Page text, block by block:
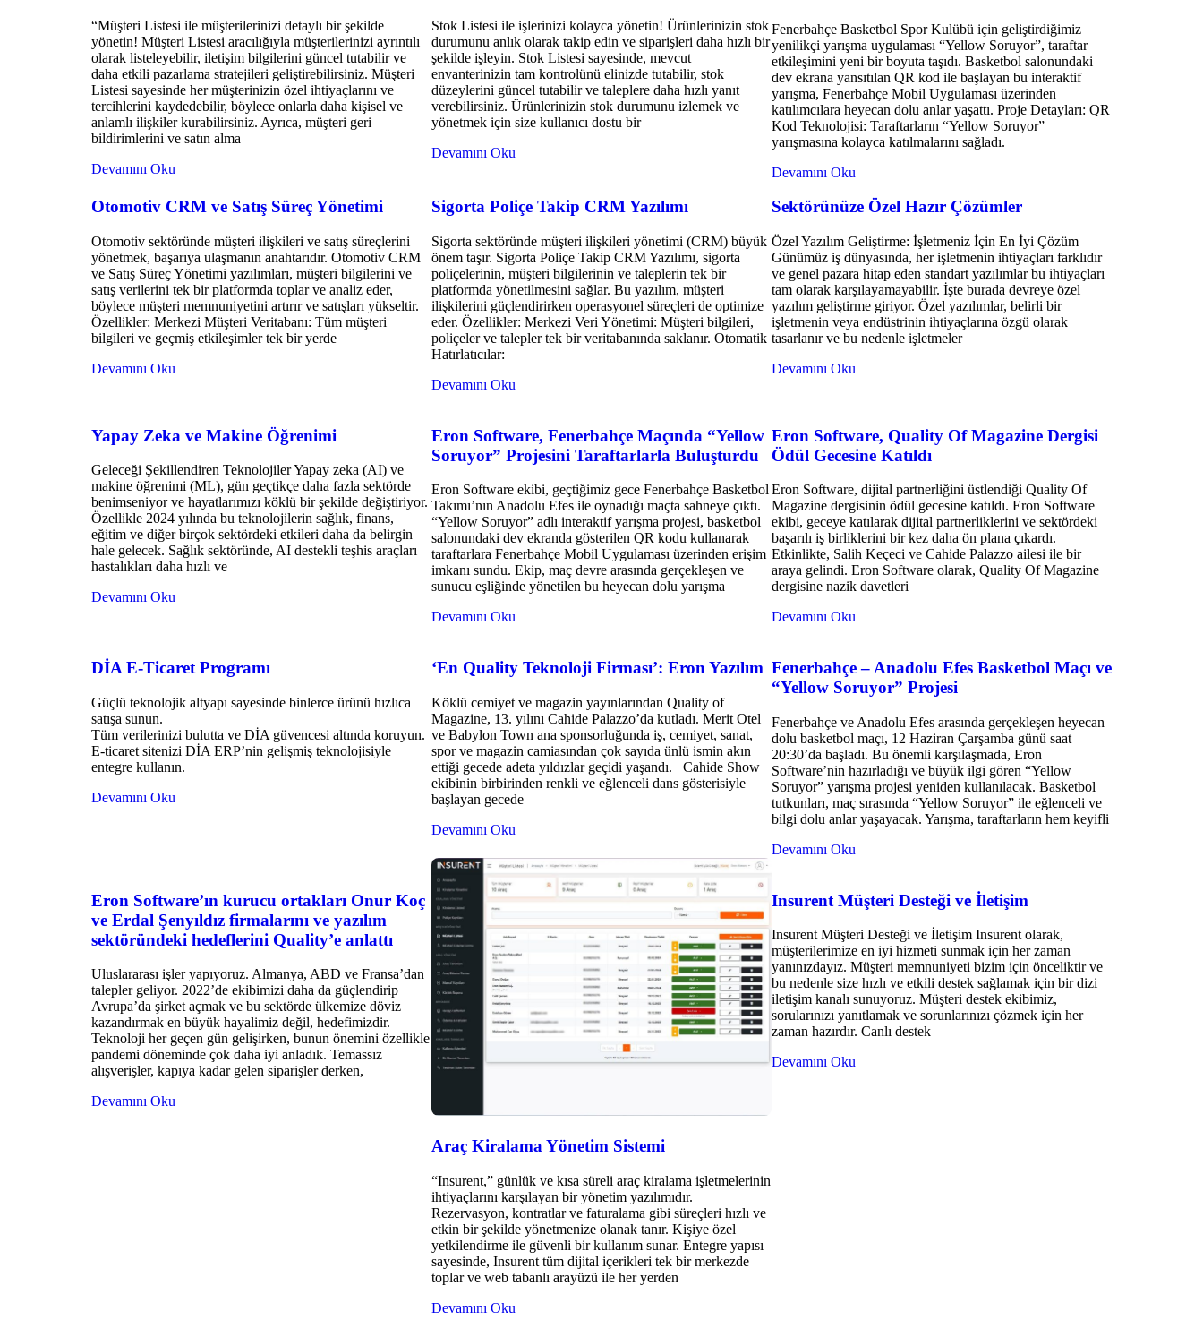
“Müşteri Listesi ile müşterilerinizi detaylı bir şekilde
yönetin! Müşteri Listesi aracılığıyla müşterilerinizi ayrıntılı
olarak listeleyebilir, iletişim bilgilerini güncel tutabilir ve
daha etkili pazarlama stratejileri geliştirebilirsiniz. Müşteri
Listesi sayesinde her müşterinizin özel ihtiyaçlarını ve
tercihlerini kaydedebilir, böylece onlarla daha kişisel ve
anlamlı ilişkiler kurabilirsiniz. Ayrıca, müşteri geri
bildirimlerini ve satın alma
Devamını Oku
Stok Listesi ile işlerinizi kolayca yönetin! Ürünlerinizin stok
durumunu anlık olarak takip edin ve siparişleri daha hızlı bir
şekilde işleyin. Stok Listesi sayesinde, mevcut
envanterinizin tam kontrolünü elinizde tutabilir, stok
düzeylerini güncel tutabilir ve taleplere daha hızlı yanıt
verebilirsiniz. Ürünlerinizin stok durumunu izlemek ve
yönetmek için size kullanıcı dostu bir
Devamını Oku
Fenerbahçe Basketbol Spor Kulübü için geliştirdiğimiz
yenilikçi yarışma uygulaması “Yellow Soruyor”, taraftar
etkileşimini yeni bir boyuta taşıdı. Basketbol salonundaki
dev ekrana yansıtılan QR kod ile başlayan bu interaktif
yarışma, Fenerbahçe Mobil Uygulaması üzerinden
katılımcılara heyecan dolu anlar yaşattı. Proje Detayları: QR
Kod Teknolojisi: Taraftarların “Yellow Soruyor”
yarışmasına kolayca katılmalarını sağladı.
Devamını Oku
Otomotiv CRM ve Satış Süreç Yönetimi
Otomotiv sektöründe müşteri ilişkileri ve satış süreçlerini
yönetmek, başarıya ulaşmanın anahtarıdır. Otomotiv CRM
ve Satış Süreç Yönetimi yazılımları, müşteri bilgilerini ve
satış verilerini tek bir platformda toplar ve analiz eder,
böylece müşteri memnuniyetini artırır ve satışları yükseltir.
Özellikler: Merkezi Müşteri Veritabanı: Tüm müşteri
bilgileri ve geçmiş etkileşimler tek bir yerde
Devamını Oku
Sigorta Poliçe Takip CRM Yazılımı
Sigorta sektöründe müşteri ilişkileri yönetimi (CRM) büyük
önem taşır. Sigorta Poliçe Takip CRM Yazılımı, sigorta
poliçelerinin, müşteri bilgilerinin ve taleplerin tek bir
platformda yönetilmesini sağlar. Bu yazılım, müşteri
ilişkilerini güçlendirirken operasyonel süreçleri de optimize
eder. Özellikler: Merkezi Veri Yönetimi: Müşteri bilgileri,
poliçeler ve talepler tek bir veritabanında saklanır. Otomatik
Hatırlatıcılar:
Devamını Oku
Sektörünüze Özel Hazır Çözümler
Özel Yazılım Geliştirme: İşletmeniz İçin En İyi Çözüm
Günümüz iş dünyasında, her işletmenin ihtiyaçları farklıdır
ve genel pazara hitap eden standart yazılımlar bu ihtiyaçları
tam olarak karşılayamayabilir. İşte burada devreye özel
yazılım geliştirme giriyor. Özel yazılımlar, belirli bir
işletmenin veya endüstrinin ihtiyaçlarına özgü olarak
tasarlanır ve bu nedenle işletmeler
Devamını Oku
Yapay Zeka ve Makine Öğrenimi
Geleceği Şekillendiren Teknolojiler Yapay zeka (AI) ve
makine öğrenimi (ML), gün geçtikçe daha fazla sektörde
benimseniyor ve hayatlarımızı köklü bir şekilde değiştiriyor.
Özellikle 2024 yılında bu teknolojilerin sağlık, finans,
eğitim ve diğer birçok sektördeki etkileri daha da belirgin
hale gelecek. Sağlık sektöründe, AI destekli teşhis araçları
hastalıkları daha hızlı ve
Devamını Oku
Eron Software, Fenerbahçe Maçında “Yellow
Soruyor” Projesini Taraftarlarla Buluşturdu
Eron Software ekibi, geçtiğimiz gece Fenerbahçe Basketbol
Takımı’nın Anadolu Efes ile oynadığı maçta sahneye çıktı.
“Yellow Soruyor” adlı interaktif yarışma projesi, basketbol
salonundaki dev ekranda gösterilen QR kodu kullanarak
taraftarlara Fenerbahçe Mobil Uygulaması üzerinden erişim
imkanı sundu. Ekip, maç devre arasında gerçekleşen ve
sunucu eşliğinde yönetilen bu heyecan dolu yarışma
Devamını Oku
Eron Software, Quality Of Magazine Dergisi
Ödül Gecesine Katıldı
Eron Software, dijital partnerliğini üstlendiği Quality Of
Magazine dergisinin ödül gecesine katıldı. Eron Software
ekibi, geceye katılarak dijital partnerliklerini ve sektördeki
başarılı iş birliklerini bir kez daha ön plana çıkardı.
Etkinlikte, Salih Keçeci ve Cahide Palazzo ailesi ile bir
araya gelindi. Eron Software olarak, Quality Of Magazine
dergisine nazik davetleri
Devamını Oku
DİA E-Ticaret Programı
Güçlü teknolojik altyapı sayesinde binlerce ürünü hızlıca
satışa sunun.
Tüm verilerinizi bulutta ve DİA güvencesi altında koruyun.
E-ticaret sitenizi DİA ERP’nin gelişmiş teknolojisiyle
entegre kullanın.
Devamını Oku
‘En Quality Teknoloji Firması’: Eron Yazılım
Köklü cemiyet ve magazin yayınlarından Quality of
Magazine, 13. yılını Cahide Palazzo’da kutladı. Merit Otel
ve Babylon Town ana sponsorluğunda iş, cemiyet, sanat,
spor ve magazin camiasından çok sayıda ünlü ismin akın
ettiği gecede adeta yıldızlar geçidi yaşandı. Cahide Show
ekibinin birbirinden renkli ve eğlenceli dans gösterisiyle
başlayan gecede
Devamını Oku
Fenerbahçe – Anadolu Efes Basketbol Maçı ve
“Yellow Soruyor” Projesi
Fenerbahçe ve Anadolu Efes arasında gerçekleşen heyecan
dolu basketbol maçı, 12 Haziran Çarşamba günü saat
20:30’da başladı. Bu önemli karşılaşmada, Eron
Software’nin hazırladığı ve büyük ilgi gören “Yellow
Soruyor” yarışma projesi yeniden kullanılacak. Basketbol
tutkunları, maç sırasında “Yellow Soruyor” ile eğlenceli ve
bilgi dolu anlar yaşayacak. Yarışma, taraftarların hem keyifli
Devamını Oku
Eron Software’ın kurucu ortakları Onur Koç
ve Erdal Şenyıldız firmalarını ve yazılım
sektöründeki hedeflerini Quality’e anlattı
Uluslararası işler yapıyoruz. Almanya, ABD ve Fransa’dan
talepler geliyor. 2022’de ekibimizi daha da güçlendirip
Avrupa’da şirket açmak ve bu sektörde ülkemize döviz
kazandırmak en büyük hayalimiz değil, hedefimizdir.
Teknoloji her geçen gün gelişirken, bunun önemini özellikle
pandemi döneminde çok daha iyi anladık. Temassız
alışverişler, kapıya kadar gelen siparişler derken,
Devamını Oku
Araç Kiralama Yönetim Sistemi
“Insurent,” günlük ve kısa süreli araç kiralama işletmelerinin
ihtiyaçlarını karşılayan bir yönetim yazılımıdır.
Rezervasyon, kontratlar ve faturalama gibi süreçleri hızlı ve
etkin bir şekilde yönetmenize olanak tanır. Kişiye özel
yetkilendirme ile güvenli bir kullanım sunar. Entegre yapısı
sayesinde, Insurent tüm dijital içerikleri tek bir merkezde
toplar ve web tabanlı arayüzü ile her yerden
Devamını Oku
Insurent Müşteri Desteği ve İletişim
Insurent Müşteri Desteği ve İletişim Insurent olarak,
müşterilerimize en iyi hizmeti sunmak için her zaman
yanınızdayız. Müşteri memnuniyeti bizim için önceliktir ve
bu nedenle size hızlı ve etkili destek sağlamak için bir dizi
iletişim kanalı sunuyoruz. Müşteri destek ekibimiz,
sorularınızı yanıtlamak ve sorunlarınızı çözmek için her
zaman hazırdır. Canlı destek
Devamını Oku